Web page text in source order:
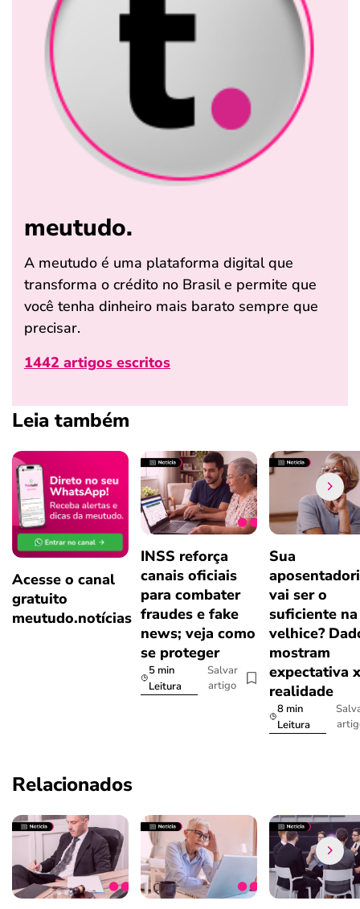
meutudo.
A meutudo é uma plataforma digital que
transforma o crédito no Brasil e permite que
você tenha dinheiro mais barato sempre que
precisar.
1442 artigos escritos
Leia também
Acesse o canal
gratuito
meutudo.notícias
INSS reforça
canais oficiais
para combater
fraudes e fake
news; veja como
se proteger
5 min
Leitura
Salvar
artigo
Sua
vai ser o
suficiente na
velhice?
mostram
expectativa x
realidade
8 min
Leitura
Relacionados